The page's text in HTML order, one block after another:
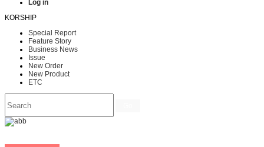
Log in
KORSHIP
Special Report
Feature Story
Business News
Issue
New Order
New Product
ETC